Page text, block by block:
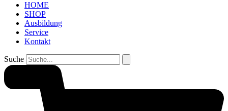
HOME
SHOP
Ausbildung
Service
Kontakt
Suche